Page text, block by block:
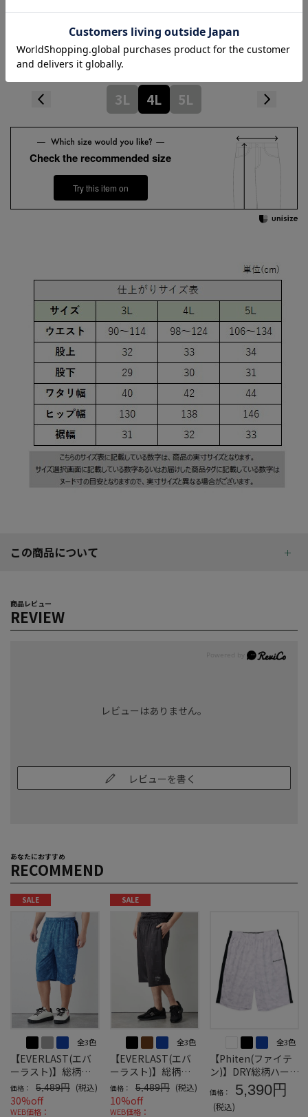
Hem width 32cm
3L 4L 5L
Check the recommended size
Try this item on
この商品について
商品レビュー
REVIEW
レビューはありません。
レビューを書く
あなたにおすすめ
RECOMMEND
SALE
全3色
【EVERLAST(エバ
ーラスト)】総柄プ
リントハーフパンツ
価格： 5,489円 (税込)
30%off
WEB価格：
SALE
全3色
【EVERLAST(エバ
ーラスト)】総柄プ
リントハーフパンツ
価格： 5,489円 (税込)
10%off
WEB価格：
全3色
【Phiten(ファイテ
ン)】DRY総柄ハーフ
パンツ＊カタログ商
品
価格： 5,390円
(税込)